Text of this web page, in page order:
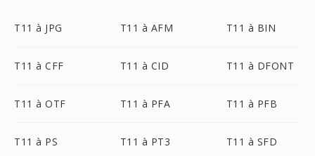
T11 à JPG T11 à AFM T11 à BIN
T11 à CFF T11 à CID T11 à DFONT
T11 à OTF T11 à PFA T11 à PFB
T11 à PS T11 à PT3 T11 à SFD